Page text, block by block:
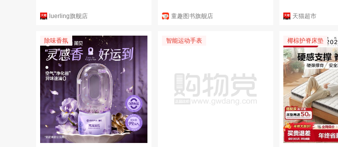
luerling旗舰店
3-6-12岁图画故事书大中华寻宝
【全
童趣图书旗舰店 天猫超市
除味香氛 智能运动手表 椰棕护脊床垫